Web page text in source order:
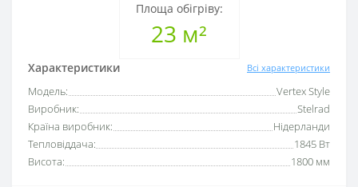
Площа обігріву:
23 м²
Характеристики Всі характеристики
Модель:
Vertex Style
Виробник:
Stelrad
Країна виробник:
Нідерланди
Тепловіддача:
1845 Вт
Висота:
1800 мм